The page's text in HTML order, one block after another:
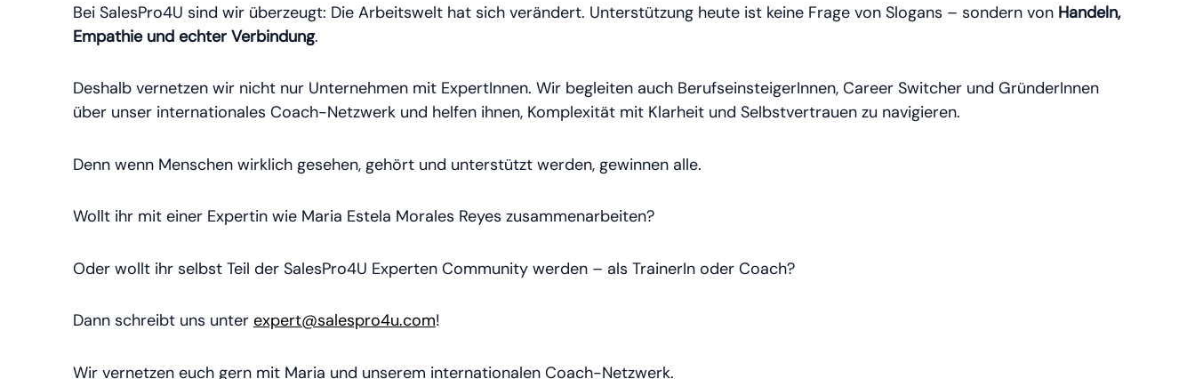
Bei SalesPro4U sind wir überzeugt: Die Arbeitswelt hat sich verändert. Unterstützung heute ist keine Frage von Slogans – sondern von Handeln,
Empathie und echter Verbindung.
Deshalb vernetzen wir nicht nur Unternehmen mit ExpertInnen. Wir begleiten auch BerufseinsteigerInnen, Career Switcher und GründerInnen
über unser internationales Coach-Netzwerk und helfen ihnen, Komplexität mit Klarheit und Selbstvertrauen zu navigieren.
Denn wenn Menschen wirklich gesehen, gehört und unterstützt werden, gewinnen alle.
Wollt ihr mit einer Expertin wie Maria Estela Morales Reyes zusammenarbeiten?
Oder wollt ihr selbst Teil der SalesPro4U Experten Community werden – als TrainerIn oder Coach?
Dann schreibt uns unter expert@salespro4u.com!
Wir vernetzen euch gern mit Maria und unserem internationalen Coach-Netzwerk.